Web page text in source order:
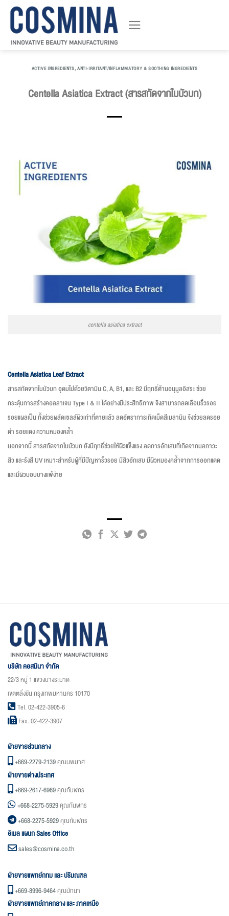
ACTIVE INGREDIENTS, ANTI-IRRITANT/INFLAMMATORY & SOOTHING INGREDIENTS
Centella Asiatica Extract (สารสกัดจากใบบัวบก)
centella asiatica extract
Centella Asiatica Leaf Extract
สารสกัดจากใบบัวบก อุดมไปด้วยวิตามิน C, A, B1, และ B2 มีฤทธิ์ต้านอนุมูลอิสระ ช่วย
กระตุ้นการสร้างคอลลาเจน Type I & II ได้อย่างมีประสิทธิภาพ จึงสามารถลดเลือนริ้วรอย
รอยแผลเป็น ทั้งช่วยผลัดเซลล์ผิวเก่าที่ตายแล้ว ลดอัตราการเกิดเม็ดสีเมลานิน จึงช่วยลดรอย
ดำ รอยแดง ความหมองคล้ำ
นอกจากนี้ สารสกัดจากใบบัวบก ยังมีฤทธิ์ช่วยให้ผิวแข็งแรงลดการอักเสบที่เกิดจากมลภาวะ
สิว และรังสี UV เหมาะสำหรับผู้ที่มีปัญหาริ้วรอย มีสิวอักเสบ มีผิวหมองคล้ำจากการออกแดด
และมีผิวบอบบางแพ้ง่าย
บริษัท คอสมินา จำกัด
22/3 หมู่ 1 แขวงบางระมาด
เขตตลิ่งชัน กรุงเทพมหานคร 10170
Tel. 02-422-3905-6
Fax. 02-422-3907
ฝ่ายขายส่วนกลาง
+669-2279-2139คุณนพมาศ
ฝ่ายขายต่างประเทศ
+669-2617-6969คุณกันฬกร
+668-2275-5929คุณกันฬกร
+668-2275-5929คุณกันฬกร
อิเมล แผนก Sales Office
sales@cosmina.co.th
ฝ่ายขายแพทย์กทม และ ปริมณฑล
+669-8996-9464คุณมัทนา
ฝ่ายขายแพทย์ภาคกลาง และ ภาคเหนือ